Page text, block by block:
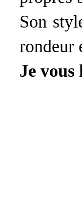
Son
rondeur
Je